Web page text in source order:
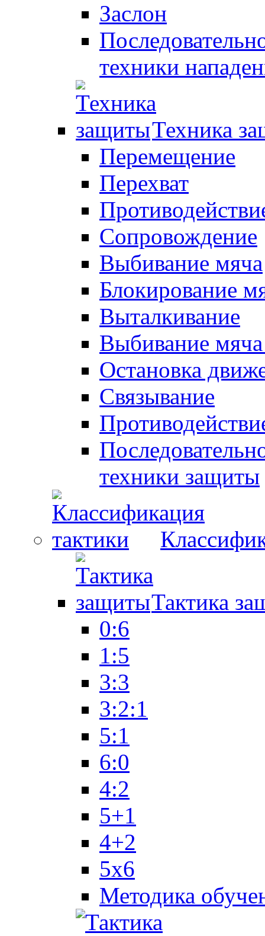
Заслон
техники
Техника
Перемещение
Перехват
Сопровождение
Выбивание мяча
Блокирование
Выталкивание
Выбивание
Остановка
Связывание
техники защиты
Тактика
0:6
1:5
3:3
3:2:1
5:1
6:0
4:2
5+1
4+2
5x6
Методика